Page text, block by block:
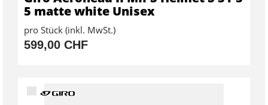
5 matte white Unisex
pro Stück (inkl. MwSt.)
599,00 CHF